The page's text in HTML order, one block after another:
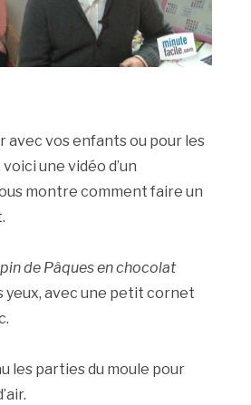
avec vos enfants ou pour les
une vidéo d’un
montre comment faire un
de Pâques en chocolat
yeux, avec une petit cornet
les parties du moule pour